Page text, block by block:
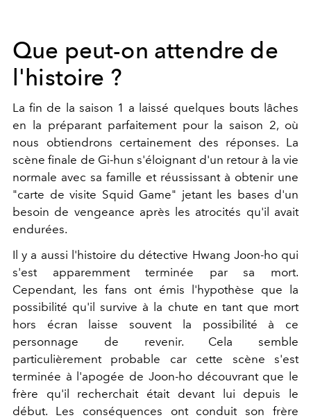
Que peut-on attendre de
l'histoire ?
La fin de la saison 1 a laissé quelques bouts lâches
en la préparant parfaitement pour la saison 2, où
nous obtiendrons certainement des réponses. La
scène finale de Gi-hun s'éloignant d'un retour à la vie
normale avec sa famille et réussissant à obtenir une
"carte de visite Squid Game" jetant les bases d'un
besoin de vengeance après les atrocités qu'il avait
endurées.
Il y a aussi l'histoire du détective Hwang Joon-ho qui
s'est apparemment terminée par sa mort.
Cependant, les fans ont émis l'hypothèse que la
possibilité qu'il survive à la chute en tant que mort
hors écran laisse souvent la possibilité à ce
personnage de revenir. Cela semble
particulièrement probable car cette scène s'est
terminée à l'apogée de Joon-ho découvrant que le
frère qu'il recherchait était devant lui depuis le
début. Les conséquences ont conduit son frère